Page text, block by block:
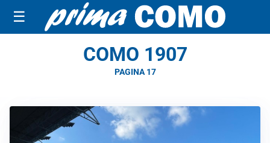
☰
COMO 1907
PAGINA 17